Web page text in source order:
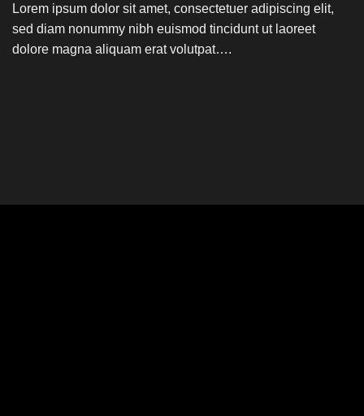
Lorem ipsum dolor sit amet, consectetuer adipiscing elit,
sed diam nonummy nibh euismod tincidunt ut laoreet
dolore magna aliquam erat volutpat….